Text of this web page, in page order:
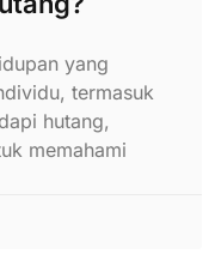
yang
termasuk
hutang,
memahami